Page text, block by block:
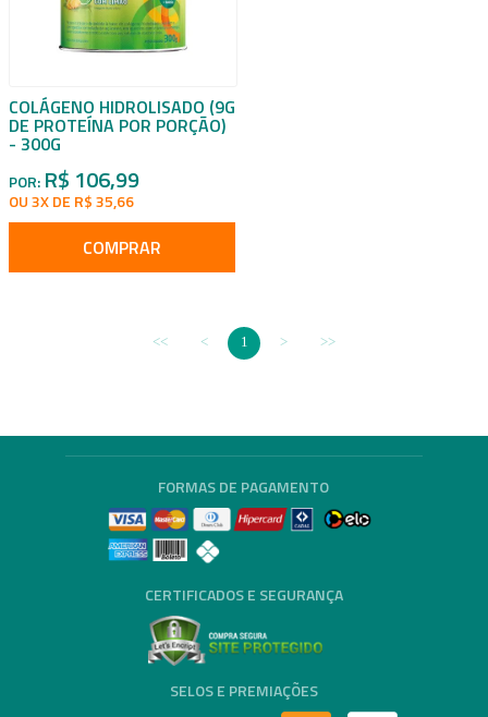
COLÁGENO HIDROLISADO (9G
DE PROTEÍNA POR PORÇÃO)
- 300G
POR: R$ 106,99
OU 3X DE R$ 35,66
COMPRAR
1
FORMAS DE PAGAMENTO
CERTIFICADOS E SEGURANÇA
SELOS E PREMIAÇÕES